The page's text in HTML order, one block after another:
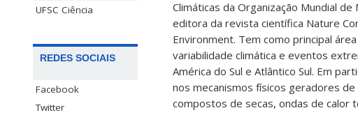
UFSC Ciência
REDES SOCIAIS
Facebook
Twitter
Climáticas da Organização Mundial
editora da revista científica Nature
Environment. Tem como principal
variabilidade climática e eventos
América do Sul e Atlântico Sul. Em
nos mecanismos físicos geradores
compostos de secas, ondas de calor